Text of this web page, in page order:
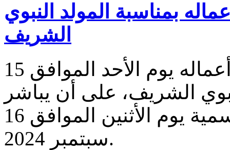
بمناسبة المولد النبوي
الشريف
سيعطل بنك الكويت المركزي أعماله يوم الأحد الموافق 15
النبوي الشريف، على أن يباشر
أعماله في أوقات العمل الرسمية يوم الأثنين الموافق 16
سبتمبر 2024.